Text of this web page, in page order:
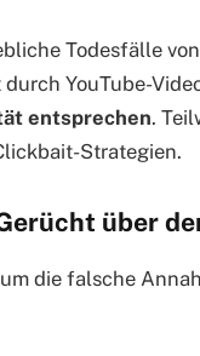
Todesfälle
YouTube-
entsprechen.
Strategien.
über
die falsche